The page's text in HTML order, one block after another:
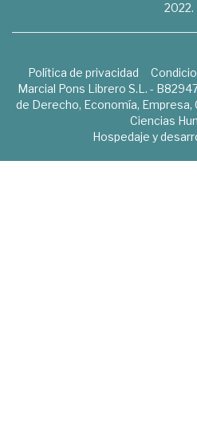
2022.
Política de privacidad
Marcial Pons Librero S.L. -
de Derecho, Economía, Empresa,
Ciencias
Hospedaje y